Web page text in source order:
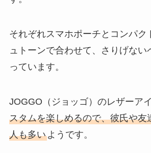
それぞれスマホポーチとコンパク
ュトーンで合わせて、さりげない
っています。
JOGGO（ジョッゴ）のレザーア
スタムを楽しめるので、彼氏や友
人も多いようです。